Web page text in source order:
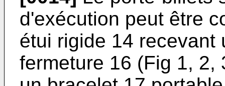
d'exécution peut être
étui rigide 14 recevant
fermeture 16 (Fig 1, 2,